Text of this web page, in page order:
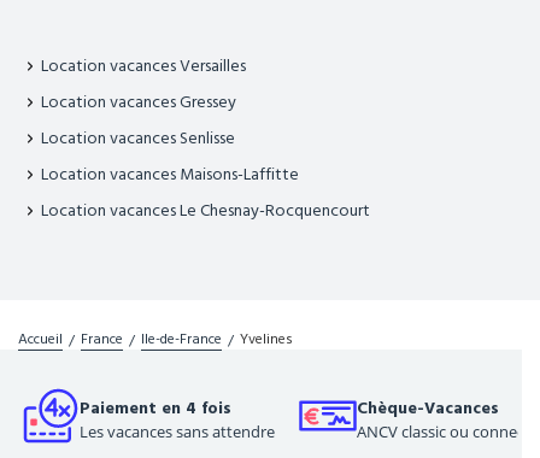
Location vacances Versailles
Location vacances Gressey
Location vacances Senlisse
Location vacances Maisons-Laffitte
Location vacances Le Chesnay-Rocquencourt
Accueil France Ile-de-France Yvelines
Paiement en 4 fois
Les vacances sans attendre
Chèque-Vacances
ANCV classic ou connect